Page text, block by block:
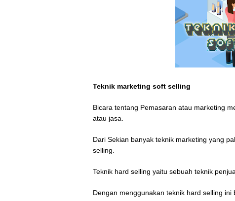
Teknik marketing soft selling
Bicara tentang Pemasaran atau marketing
atau jasa.
Dari Sekian banyak teknik marketing yang
selling.
Teknik hard selling yaitu sebuah teknik
Dengan menggunakan teknik hard selling